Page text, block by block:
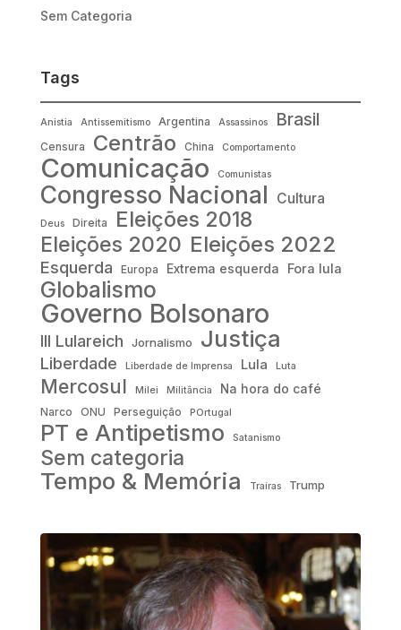
Sem Categoria
Tags
Anistia Antissemitismo Argentina Assassinos Brasil
Censura Centrão China Comportamento
Comunicação Comunistas
Congresso Nacional Cultura
Deus Direita Eleições 2018
Eleições 2020 Eleições 2022
Esquerda Europa Extrema esquerda Fora lula
Globalismo
Governo Bolsonaro
III Lulareich Jornalismo Justiça
Liberdade Liberdade de Imprensa Lula Luta
Mercosul Milei Militância Na hora do café
Narco ONU Perseguição POrtugal
PT e Antipetismo Satanismo
Sem categoria
Tempo & Memória Traíras Trump